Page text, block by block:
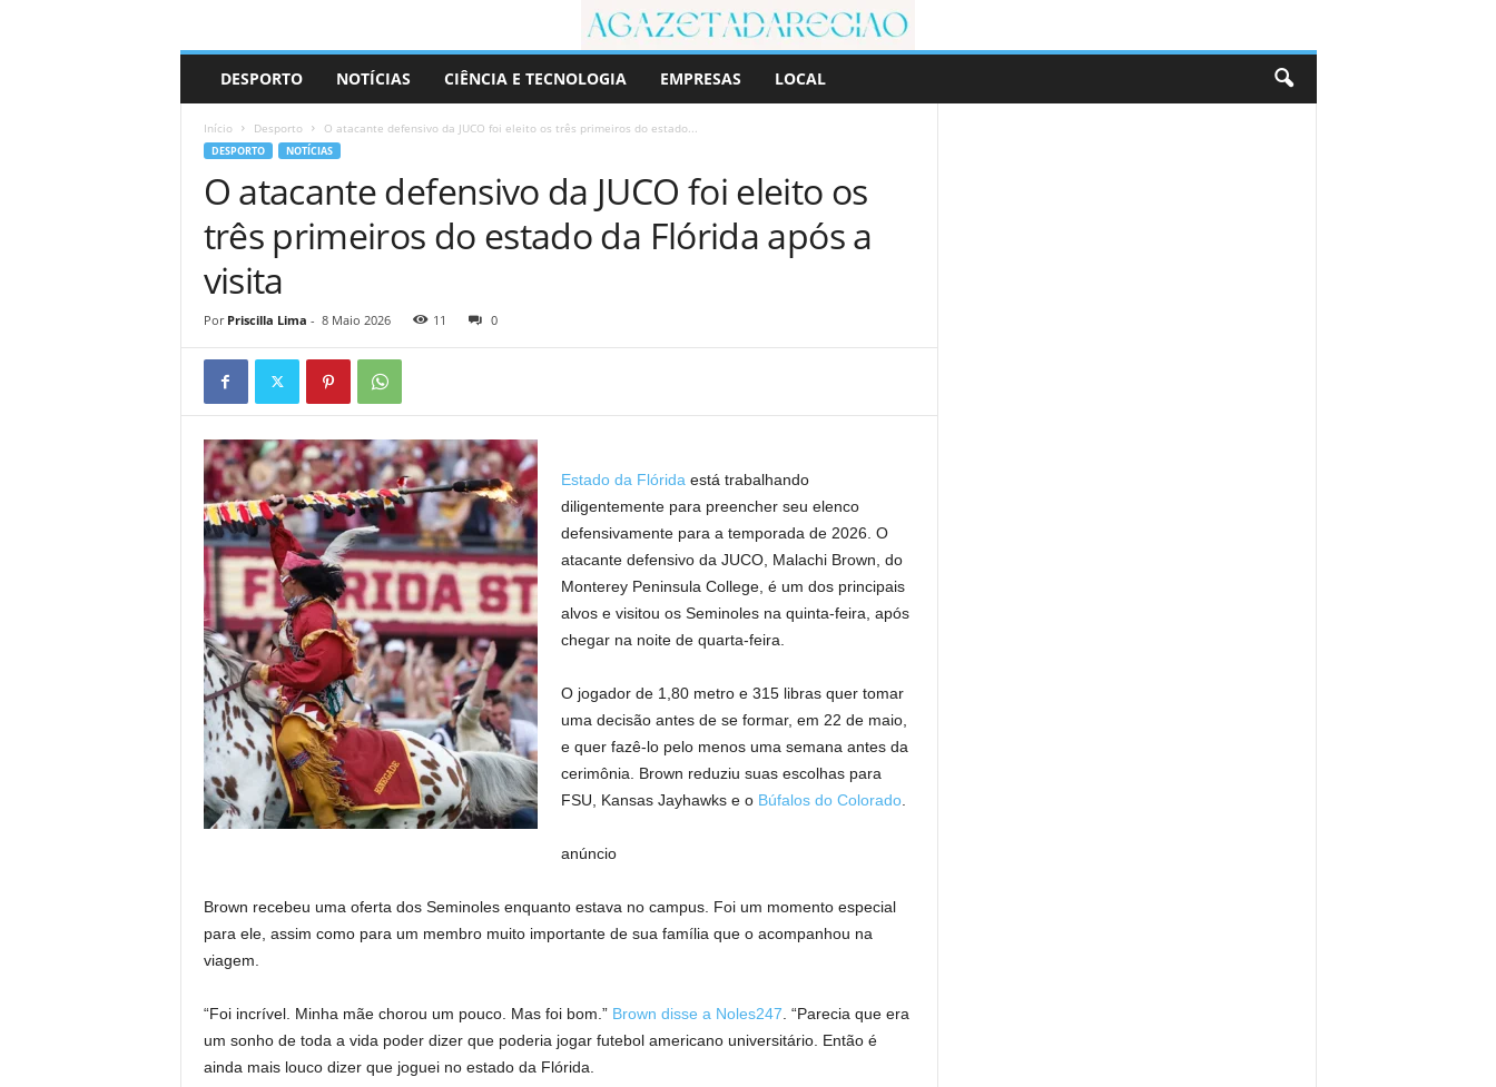
r
DESPORTO NOTÍCIAS CIÊNCIA E TECNOLOGIA EMPRESAS LOCAL
Início Desporto O atacante defensivo da JUCO foi eleito os três primeiros do estado...
DESPORTO NOTÍCIAS
O atacante defensivo da JUCO foi eleito os
três primeiros do estado da Flórida após a
visita
Por Priscilla Lima - 8 Maio 2026 11 0
Estado da Flórida está trabalhando
diligentemente para preencher seu elenco
defensivamente para a temporada de 2026. O
atacante defensivo da JUCO, Malachi Brown, do
Monterey Peninsula College, é um dos principais
alvos e visitou os Seminoles na quinta-feira, após
chegar na noite de quarta-feira.
O jogador de 1,80 metro e 315 libras quer tomar
uma decisão antes de se formar, em 22 de maio,
e quer fazê-lo pelo menos uma semana antes da
cerimônia. Brown reduziu suas escolhas para
FSU, Kansas Jayhawks e o Búfalos do Colorado.
anúncio
Brown recebeu uma oferta dos Seminoles enquanto estava no campus. Foi um momento especial
para ele, assim como para um membro muito importante de sua família que o acompanhou na
viagem.
“Foi incrível. Minha mãe chorou um pouco. Mas foi bom.” Brown disse a Noles247 . “Parecia que era
um sonho de toda a vida poder dizer que poderia jogar futebol americano universitário. Então é
ainda mais louco dizer que joguei no estado da Flórida.